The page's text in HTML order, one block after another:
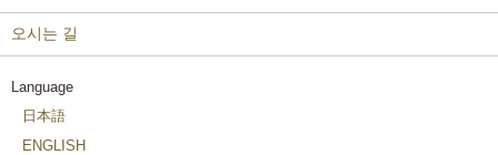
오시는 길
Language
日本語
ENGLISH